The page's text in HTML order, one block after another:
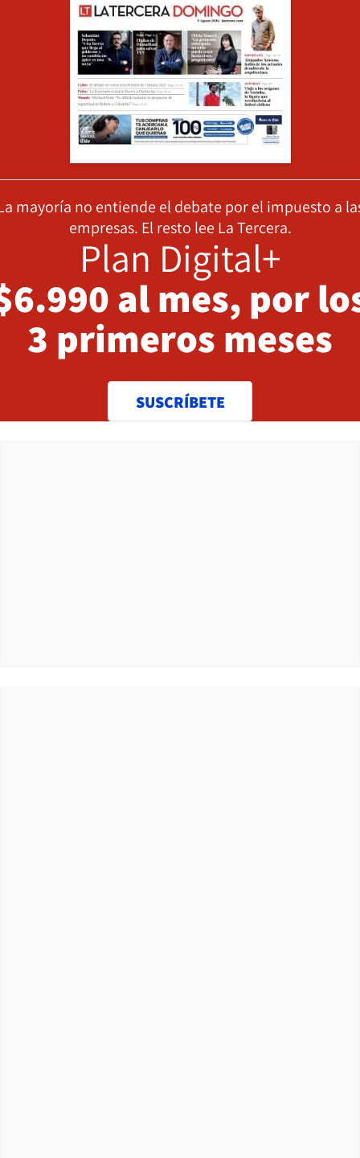
mayoría no entiende el debate por el impuesto a
empresas. El resto lee La Tercera.
Plan Digital+
al mes, por
3 primeros meses
SUSCRÍBETE